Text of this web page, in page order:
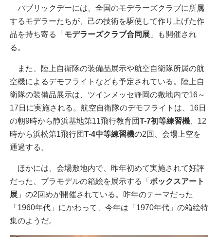
パブリックデーには、全国のモデラーズクラブに所属
するモデラーたちが、己の技術を駆使して作り上げた作
品を持ち寄る「 モデラーズクラブ合同展 」も開催され
る。
また、陸上自衛隊の装備品展示や航空自衛隊所属の航
空機によるデモフライトなども予定されている。陸上自
衛隊の装備品展示は、ツインメッセ静岡の敷地内で16～
17日に実施される。航空自衛隊のデモフライトは、16日
の朝9時から静浜基地第11飛行教育団T-7初等練習機 、12
時から浜松第1飛行団T-4中等練習機の2回、会場上空を
通過する。
ほかには、会場敷地内で、昨年初めて実施されて好評
だった、プラモデルの箱絵を展示する「 ボックスアート
展 」の2回めが開催されている。昨年のテーマだった
「1960年代」にかわって、今年は「1970年代」の箱絵特
集のようだ。